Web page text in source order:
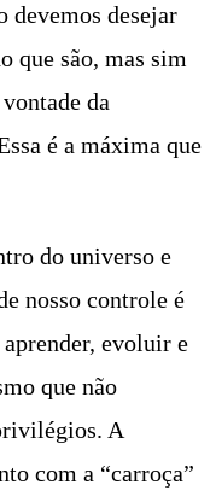
devemos desejar
que são, mas sim
da
é a máxima que
do universo e
nosso controle é
evoluir e
que não
A
com a “carroça”